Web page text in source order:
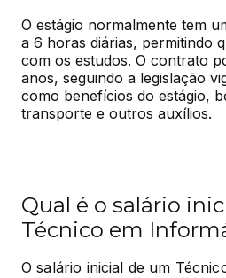
O estágio normalmente tem
a 6 horas diárias, permitindo
com os estudos. O contrato
anos, seguindo a legislação
como benefícios do estágio,
transporte e outros auxílios.
Qual é o salário
Técnico em
O salário inicial de um